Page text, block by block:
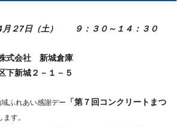
月２7日（土） ９：３０～１４：３０
式会社 新城倉庫
城２－１－５
ふれあい感謝デー
「第７回コンクリートまつ
す。